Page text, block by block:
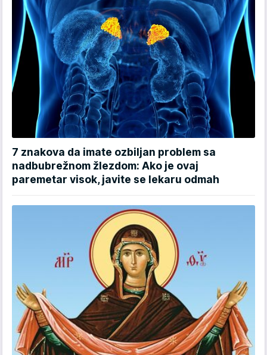
7 znakova da imate ozbiljan problem sa
nadbubrežnom žlezdom: Ako je ovaj
paremetar visok, javite se lekaru odmah